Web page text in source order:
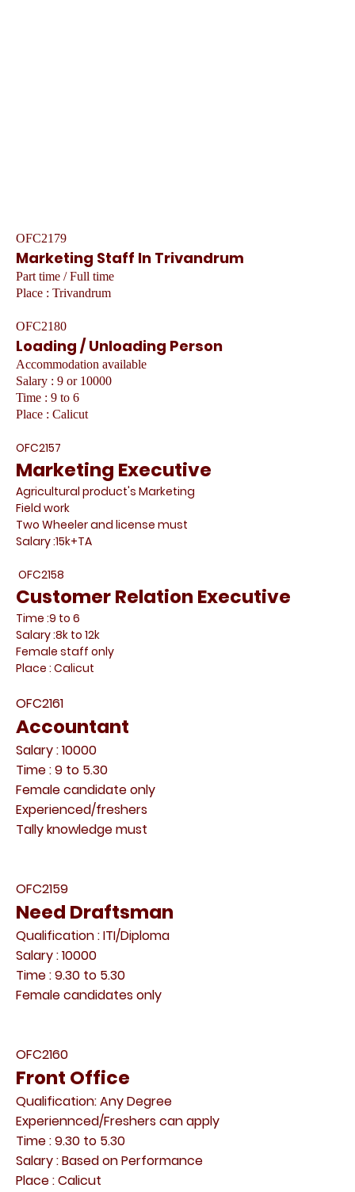
OFC2179
Marketing Staff In Trivandrum
Part time / Full time
Place : Trivandrum
OFC2180
Loading / Unloading Person
Accommodation available
Salary : 9 or 10000
Time : 9 to 6
Place : Calicut
OFC2157
Marketing Executive
Agricultural product's Marketing
Field work
Two Wheeler and license must
Salary :15k+TA
OFC2158
Customer Relation Executive
Time :9 to 6
Salary :8k to 12k
Female staff only
Place : Calicut
OFC2161
Accountant
Salary : 10000
Time : 9 to 5.30
Female candidate only
Experienced/freshers
Tally knowledge must
OFC2159
Need Draftsman
Qualification : ITI/Diploma
Salary : 10000
Time : 9.30 to 5.30
Female candidates only
OFC2160
Front Office
Qualification: Any Degree
Experiennced/Freshers can apply
Time : 9.30 to 5.30
Salary : Based on Performance
Place : Calicut